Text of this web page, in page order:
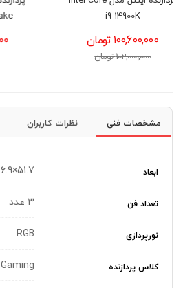
i7-12700K Alder Lake
63,300,000 تومان
64,000,000 تومان
مشخصات فنی نظرات کاربران
ابعاد 51.7×126.9×299.9میلی‌متر
تعداد فن 3 عدد
نورپردازی RGB
کلاس پردازنده Gaming